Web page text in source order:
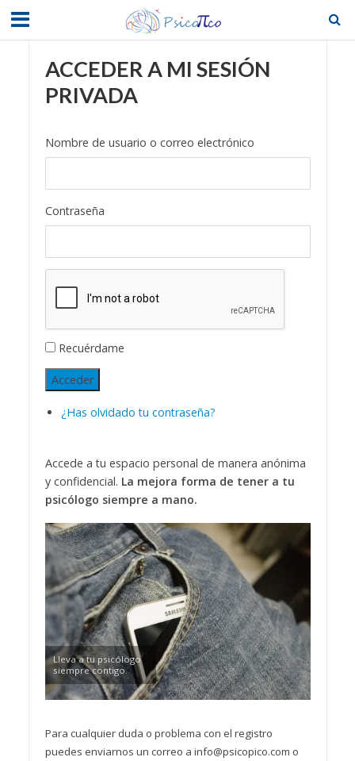
ACCEDER A MI SESIÓN
PRIVADA
Nombre de usuario o correo electrónico
Contraseña
Recuérdame
Acceder
¿Has olvidado tu contraseña?
Accede a tu espacio personal de manera anónima
y confidencial. La mejora forma de tener a tu
psicólogo siempre a mano.
Lleva a tu psicólogo
siempre contigo.
Para cualquier duda o problema con el registro
puedes enviarnos un correo a info@psicopico.com o